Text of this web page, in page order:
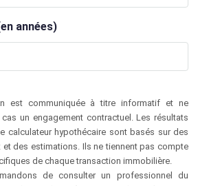
années)
est communiquée à titre informatif et ne
un engagement contractuel. Les résultats
calculateur hypothécaire sont basés sur des
des estimations. Ils ne tiennent pas compte
de chaque transaction immobilière.
de consulter un professionnel du